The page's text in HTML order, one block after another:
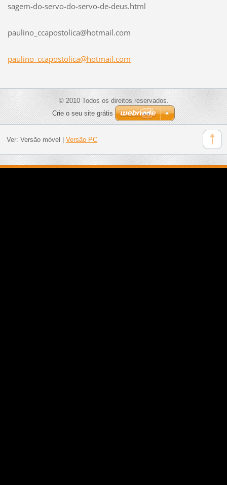
sagem-do-servo-do-servo-de-deus.html
paulino_ ccapostolica@hotmail.com
paulino_ccapostolica@hotmail.com
© 2010 Todos os direitos reservados.
Crie o seu site grátis
Ver: Versão móvel Versão PC